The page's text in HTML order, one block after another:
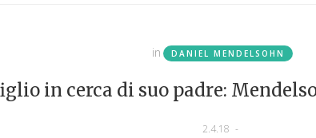
in DANIEL MENDELSOHN
in cerca di suo padre:
2.4.18 -